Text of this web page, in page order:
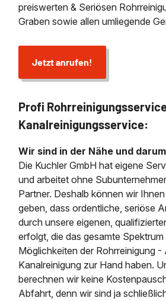
preiswerten & Seriösen
Graben sowie allen umliegende
Jetzt anrufen!
Profi
Kanalreinigungsservice:
Wir sind in der Nähe und
Die Kuchler GmbH hat eigene
und arbeitet ohne
Partner. Deshalb können wir
geben, dass ordentliche, seriöse
durch unsere eigenen,
erfolgt, die das gesamte
Möglichkeiten der Rohrreinigung -
Kanalreinigung zur Hand haben.
berechnen wir keine
Abfahrt, denn wir sind ja